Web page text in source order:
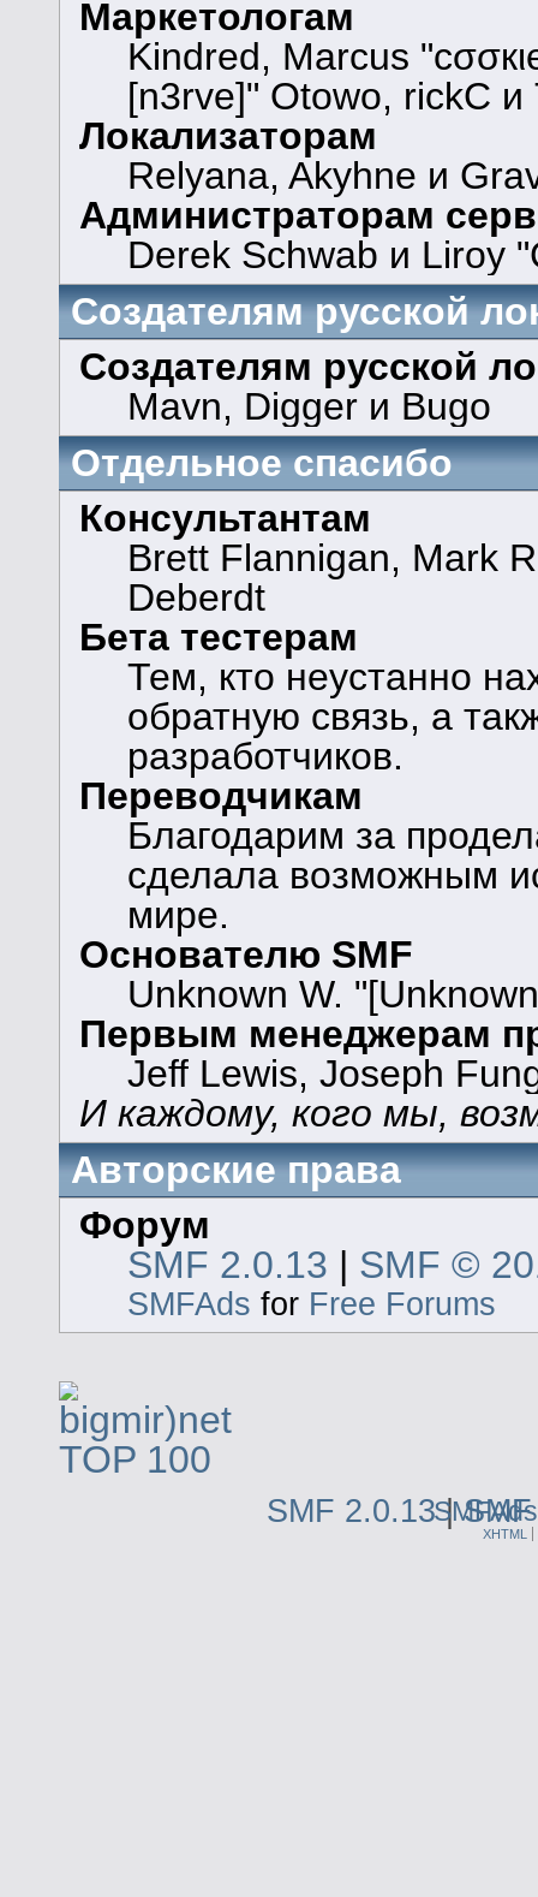
Маркетологам
Kindred, Marcus
[n3rve]" Otowo, rickC и
Локализаторам
Relyana, Akyhne и
Администраторам
Derek Schwab и Liroy
Создателям русской
Создателям русской
Mavn, Digger и Bugo
Отдельное спасибо
Консультантам
Brett Flannigan, Mark
Deberdt
Бета тестерам
Тем, кто неустанно
обратную связь, а
разработчиков.
Переводчикам
Благодарим за
сделала возможным
мире.
Основателю SMF
Unknown W.
Первым менеджерам
Jeff Lewis, Joseph
И каждому, кого мы,
Авторские права
Форум
SMF 2.0.13 | SMF ©
SMFAds for Free Forums
SMF 2.0.13|
SMFAds
XHTML